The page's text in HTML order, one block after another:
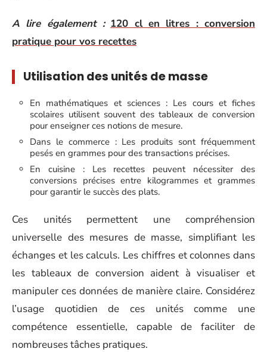
A lire également : 120 cl en litres : conversion
pratique pour vos recettes
Utilisation des unités de masse
En mathématiques et sciences : Les cours et fiches
scolaires utilisent souvent des tableaux de conversion
pour enseigner ces notions de mesure.
Dans le commerce : Les produits sont fréquemment
pesés en grammes pour des transactions précises.
En cuisine : Les recettes peuvent nécessiter des
conversions précises entre kilogrammes et grammes
pour garantir le succès des plats.
Ces unités permettent une compréhension
universelle des mesures de masse, simplifiant les
échanges et les calculs. Les chiffres et colonnes dans
les tableaux de conversion aident à visualiser et
manipuler ces données de manière claire. Considérez
l’usage quotidien de ces unités comme une
compétence essentielle, capable de faciliter de
nombreuses tâches pratiques.